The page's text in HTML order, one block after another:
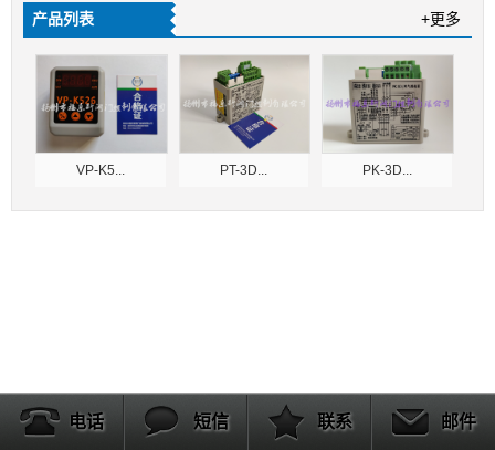
产品列表 +更多
VP-K5... PT-3D... PK-3D...
电话 短信 联系 邮件